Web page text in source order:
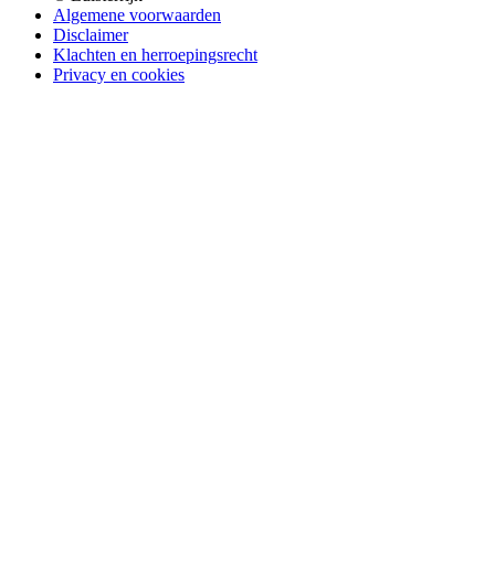
Algemene voorwaarden
Disclaimer
Klachten en herroepingsrecht
Privacy en cookies